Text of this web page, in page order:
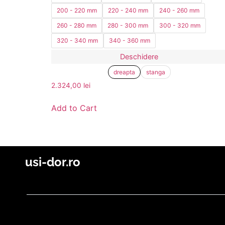
200 - 220 mm
220 - 240 mm
240 - 260 mm
260 - 280 mm
280 - 300 mm
300 - 320 mm
320 - 340 mm
340 - 360 mm
Deschidere
dreapta stanga
2.324,00 lei
Add to Cart
usi-dor.ro